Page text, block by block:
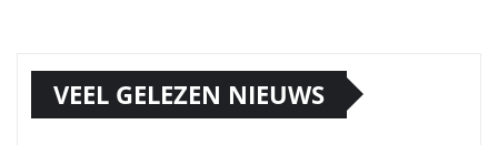
VEEL GELEZEN NIEUWS